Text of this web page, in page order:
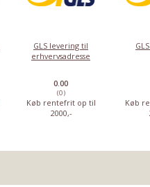
GLS levering til
erhvervsadresse
0.00
(0)
Køb rentefrit op til
2000,-
Køb